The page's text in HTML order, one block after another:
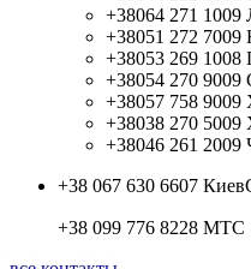
+38064 271 1009
+38051 272 7009
+38053 269 1008
+38054 270 9009
+38057 758 9009
+38038 270 5009
+38046 261 2009
+38 067 630 6607
+38 099 776 8228 МТС